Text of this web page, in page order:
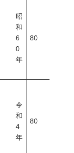
昭
和
6
0
年
80
令
和
4
年
80